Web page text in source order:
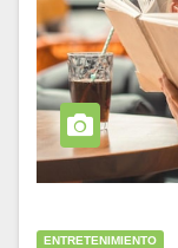
ENTRETENIMIENTO